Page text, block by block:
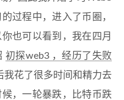
过程中，进入了币圈，
也可以看到，我在四月
初探web3 ，经历了失败
我花了很多时间和精力去
，一轮暴跌，比特币跌